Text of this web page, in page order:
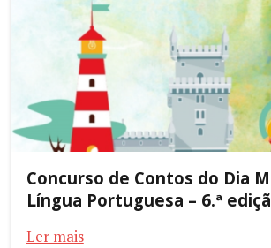
Concurso de Contos do Dia
Língua Portuguesa – 6.ª
Ler mais